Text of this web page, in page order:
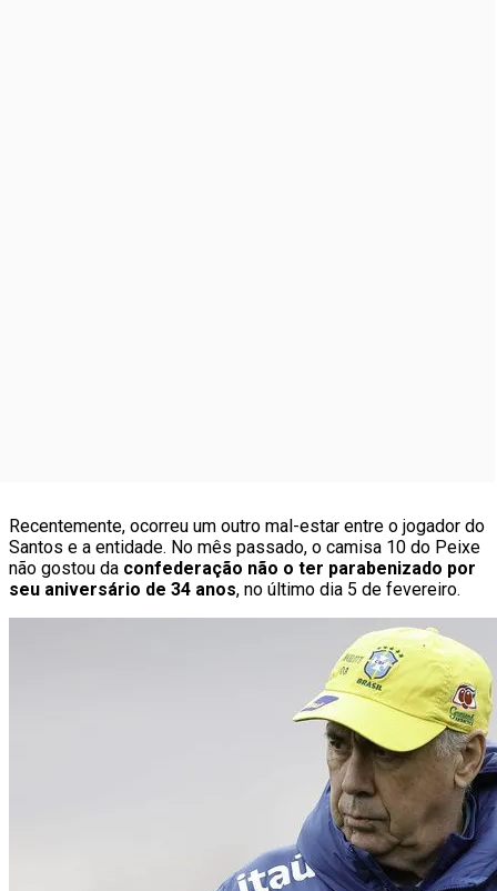
Recentemente, ocorreu um outro mal-estar entre o jogador do
Santos e a entidade. No mês passado, o camisa 10 do Peixe
não gostou da confederação não o ter parabenizado por
seu aniversário de 34 anos, no último dia 5 de fevereiro.